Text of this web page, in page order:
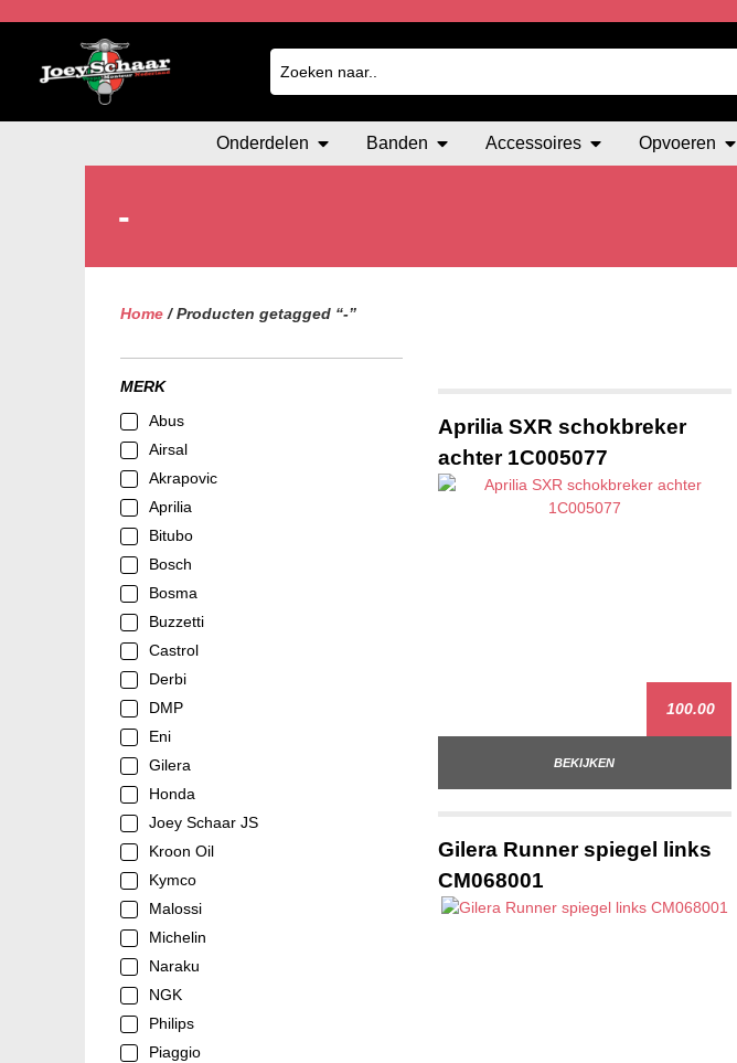
Onderdelen Banden Accessoires Opvoeren
-
Home/ Producten getagged “-”
MERK
Abus
Airsal
Akrapovic
Aprilia
Bitubo
Bosch
Bosma
Buzzetti
Castrol
Derbi
DMP
Eni
Gilera
Honda
Joey Schaar JS
Kroon Oil
Kymco
Malossi
Michelin
Naraku
NGK
Philips
Piaggio
Aprilia SXR schokbreker
achter 1C005077
100.00
BEKIJKEN
Gilera Runner spiegel links
CM068001